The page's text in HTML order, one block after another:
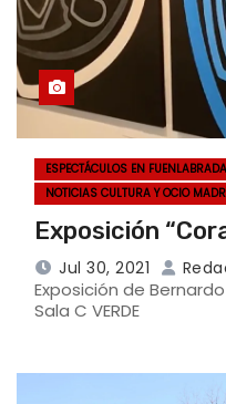
ESPECTÁCULOS EN FUENLABRADA
NOTICIAS CULTURA Y OCIO
Exposición
Jul 30, 2021
Exposición de
Sala C VERDE